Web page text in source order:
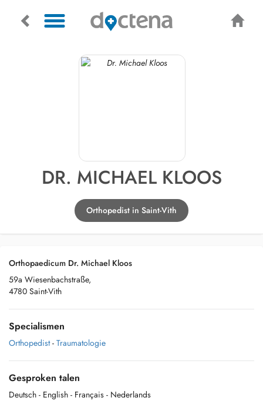
DR. MICHAEL KLOOS
Orthopedist in Saint-Vith
Orthopaedicum Dr. Michael Kloos
59a Wiesenbachstraße,
4780 Saint-Vith
Specialismen
Orthopedist - Traumatologie
Gesproken talen
Deutsch - English - Français - Nederlands